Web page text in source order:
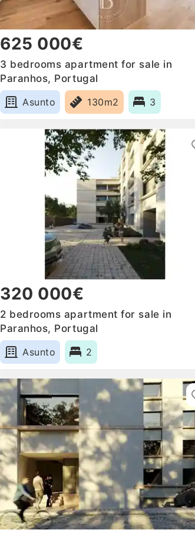
625 000€
3 bedrooms apartment for sale in
Paranhos, Portugal
Asunto
130m2 3
320 000€
2 bedrooms apartment for sale in
Paranhos, Portugal
Asunto
2